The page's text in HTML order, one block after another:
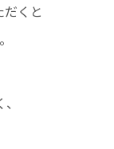
くと